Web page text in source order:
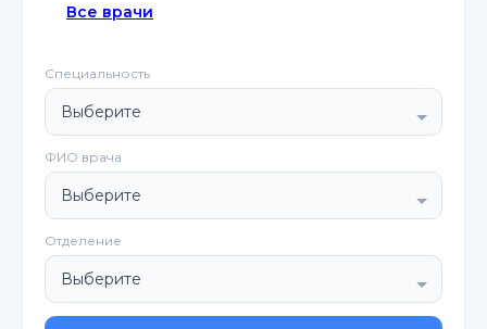
Все врачи
Специальность
ФИО врача
Отделение